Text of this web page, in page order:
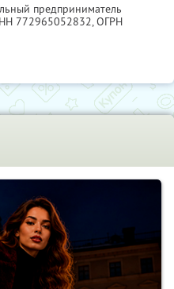
предприниматель
772965052832, ОГРН